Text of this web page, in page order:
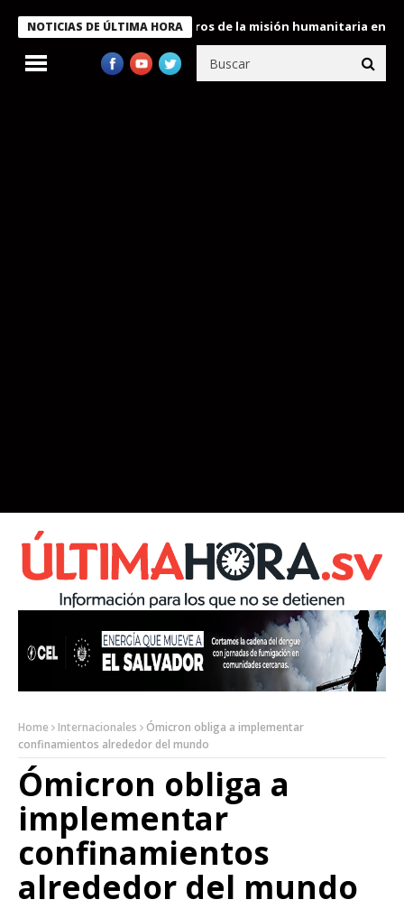
NOTICIAS DE ÚLTIMA HORA
condecora a miembros de la misión humanitaria enviada a
Home Internacionales
Ómicron obliga a implementar
confinamientos alrededor del mundo
Ómicron obliga a
implementar
confinamientos
alrededor del mundo